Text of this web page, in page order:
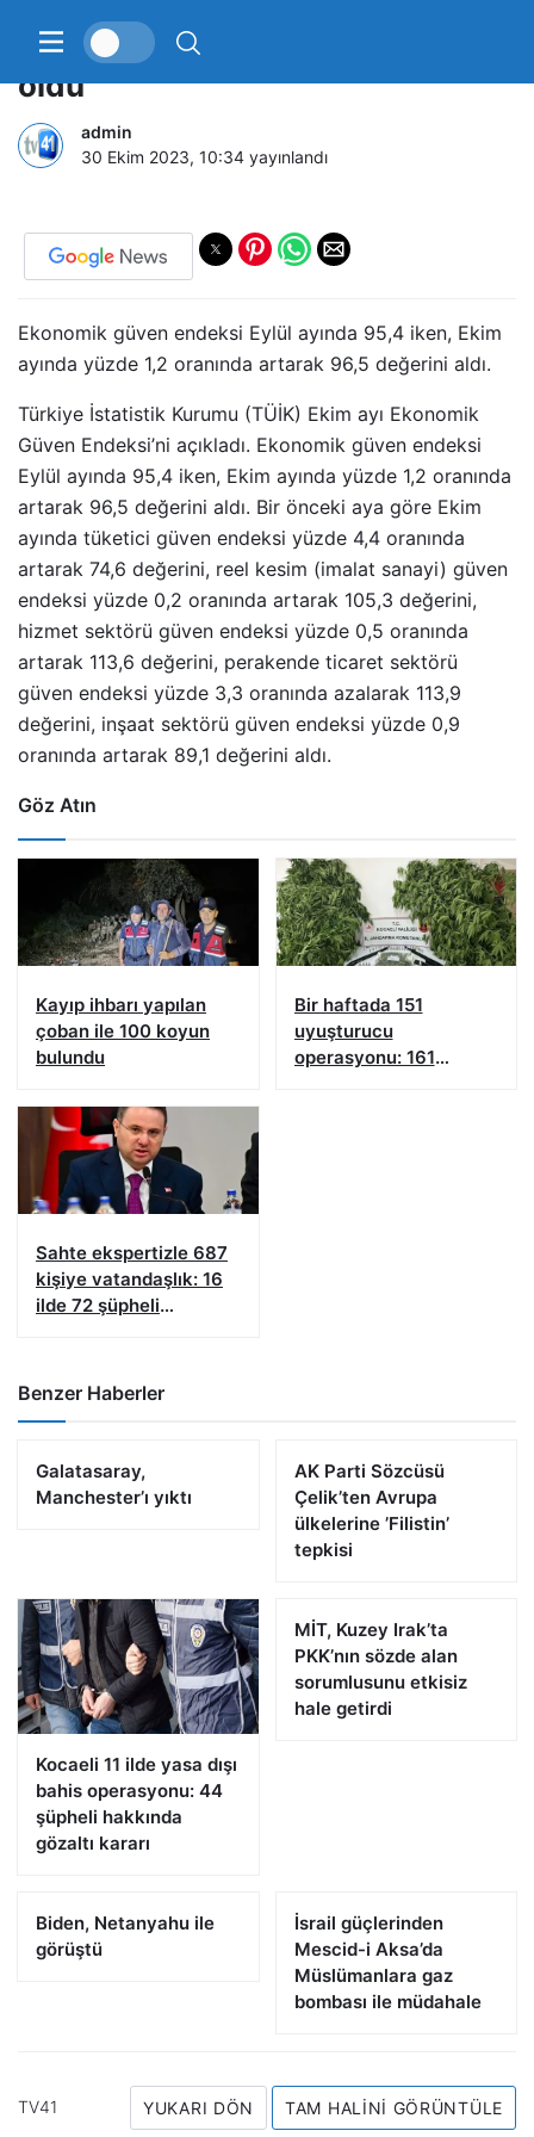
Ekonomik güven endeksi 96,5
oldu
admin
30 Ekim 2023, 10:34 yayınlandı
Ekonomik güven endeksi Eylül ayında 95,4 iken, Ekim
ayında yüzde 1,2 oranında artarak 96,5 değerini aldı.
Türkiye İstatistik Kurumu (TÜİK) Ekim ayı Ekonomik
Güven Endeksi’ni açıkladı. Ekonomik güven endeksi
Eylül ayında 95,4 iken, Ekim ayında yüzde 1,2 oranında
artarak 96,5 değerini aldı. Bir önceki aya göre Ekim
ayında tüketici güven endeksi yüzde 4,4 oranında
artarak 74,6 değerini, reel kesim (imalat sanayi) güven
endeksi yüzde 0,2 oranında artarak 105,3 değerini,
hizmet sektörü güven endeksi yüzde 0,5 oranında
artarak 113,6 değerini, perakende ticaret sektörü
güven endeksi yüzde 3,3 oranında azalarak 113,9
değerini, inşaat sektörü güven endeksi yüzde 0,9
oranında artarak 89,1 değerini aldı.
Göz Atın
Kayıp ihbarı yapılan
çoban ile 100 koyun
bulundu
Bir haftada 151
uyuşturucu
operasyonu: 161
Sahte ekspertizle 687
kişiye vatandaşlık: 16
ilde 72 şüpheli
Benzer Haberler
Galatasaray,
Manchester’ı yıktı
AK Parti Sözcüsü
Çelik’ten Avrupa
ülkelerine ’Filistin’
tepkisi
Kocaeli 11 ilde yasa dışı
bahis operasyonu: 44
şüpheli hakkında
gözaltı kararı
MİT, Kuzey Irak’ta
PKK’nın sözde alan
sorumlusunu etkisiz
hale getirdi
Biden, Netanyahu ile
görüştü
İsrail güçlerinden
Mescid-i Aksa’da
Müslümanlara gaz
bombası ile müdahale
TV41 YUKARI DÖN TAM HALINI GÖRÜNTÜLE